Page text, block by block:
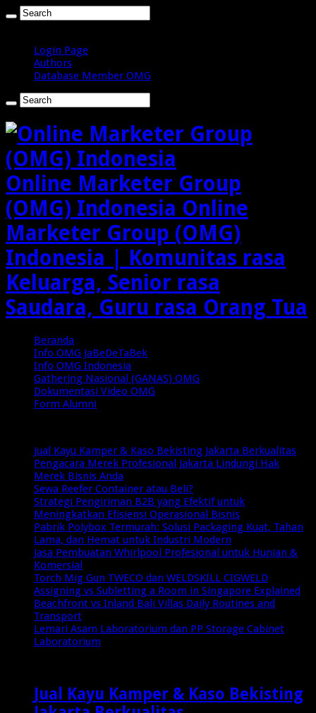
Login Page
Authors
Database Member OMG
Online Marketer Group
(OMG) Indonesia Online
Marketer Group (OMG)
Indonesia | Komunitas rasa
Keluarga, Senior rasa
Saudara, Guru rasa Orang Tua
Beranda
Info OMG JaBeDeTaBek
Info OMG Indonesia
Gathering Nasional (GANAS) OMG
Dokumentasi Video OMG
Form Alumni
Jual Kayu Kamper & Kaso Bekisting Jakarta Berkualitas
Pengacara Merek Profesional Jakarta Lindungi Hak
Merek Bisnis Anda
Sewa Reefer Container atau Beli?
Strategi Pengiriman B2B yang Efektif untuk
Meningkatkan Efisiensi Operasional Bisnis
Pabrik Polybox Termurah: Solusi Packaging Kuat, Tahan
Lama, dan Hemat untuk Industri Modern
Jasa Pembuatan Whirlpool Profesional untuk Hunian &
Komersial
Torch Mig Gun TWECO dan WELDSKILL CIGWELD
Assigning vs Subletting a Room in Singapore Explained
Beachfront vs Inland Bali Villas Daily Routines and
Transport
Lemari Asam Laboratorium dan PP Storage Cabinet
Laboratorium
Jual Kayu Kamper & Kaso Bekisting